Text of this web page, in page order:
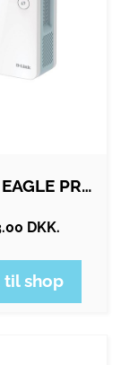
D-Link EAGLE PRO AI E15 - Wi-Fi range…
DKK.
til shop